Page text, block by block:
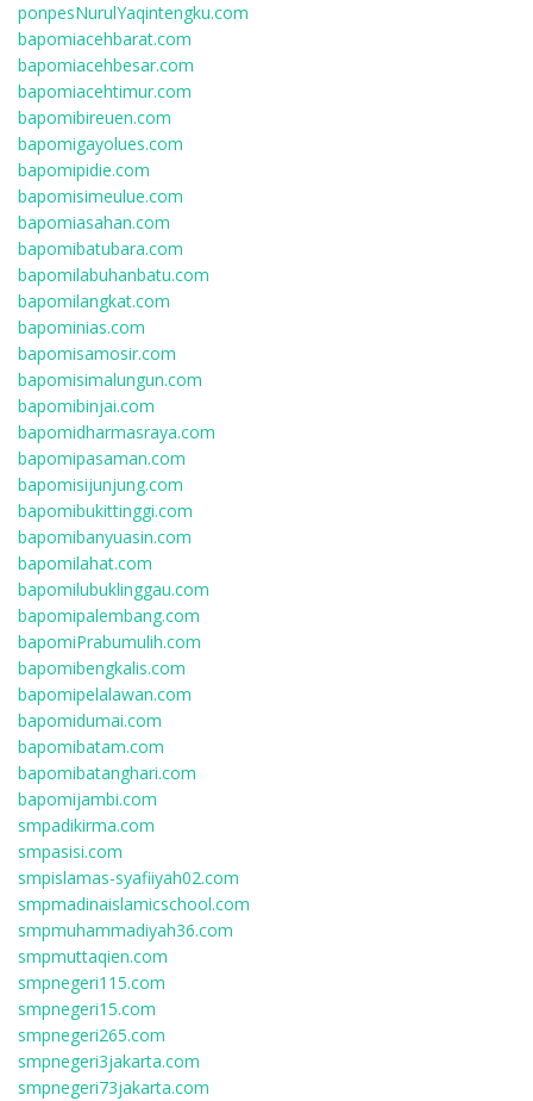
ponpesNurulYaqintengku.com
bapomiacehbarat.com
bapomiacehbesar.com
bapomiacehtimur.com
bapomibireuen.com
bapomigayolues.com
bapomipidie.com
bapomisimeulue.com
bapomiasahan.com
bapomibatubara.com
bapomilabuhanbatu.com
bapomilangkat.com
bapominias.com
bapomisamosir.com
bapomisimalungun.com
bapomibinjai.com
bapomidharmasraya.com
bapomipasaman.com
bapomisijunjung.com
bapomibukittinggi.com
bapomibanyuasin.com
bapomilahat.com
bapomilubuklinggau.com
bapomipalembang.com
bapomiPrabumulih.com
bapomibengkalis.com
bapomipelalawan.com
bapomidumai.com
bapomibatam.com
bapomibatanghari.com
bapomijambi.com
smpadikirma.com
smpasisi.com
smpislamas-syafiiyah02.com
smpmadinaislamicschool.com
smpmuhammadiyah36.com
smpmuttaqien.com
smpnegeri115.com
smpnegeri15.com
smpnegeri265.com
smpnegeri3jakarta.com
smpnegeri73jakarta.com